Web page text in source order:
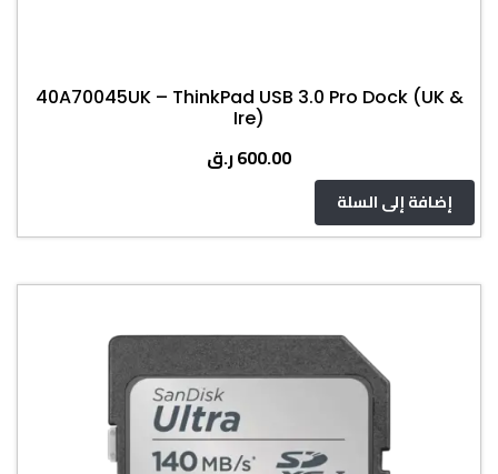
40A70045UK – ThinkPad USB 3.0 Pro Dock (UK &
Ire)
600.00ر.ق
إضافة إلى السلة